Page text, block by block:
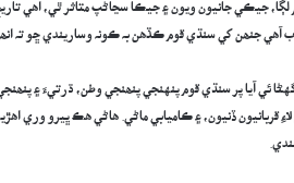
جيڪي جانيون ويون ۽ جيڪا سڃاڻپ متاثر ٿي، اهي
آهي جنھن کي سنڌي قوم ڪڏھن بہ ڪونہ وساريندي ڇو تہ
ئي آيا پر سنڌي قوم پنهنجي پنھنجي وطن، ڌرتيءَ ۽
قربانيون ڏنيون، ۽ ڪاميابي ماڻي. ھاڻي ھڪ ڀيرو وري